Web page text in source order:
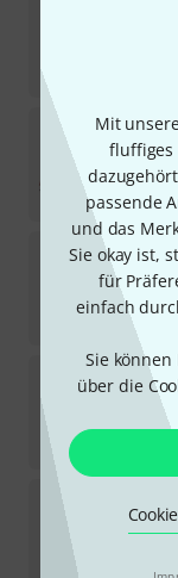
Mit
fluffiges
passende
und das
Sie okay ist,
für
einfach
Sie
über die
the
the
2,90
the
the